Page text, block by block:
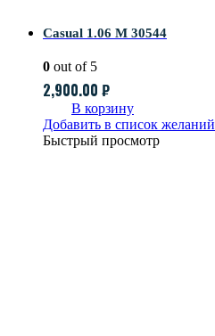
Casual 1.06 M 30544
0 out of 5
2,900.00 ₽
В корзину
Добавить в список желаний
Быстрый просмотр